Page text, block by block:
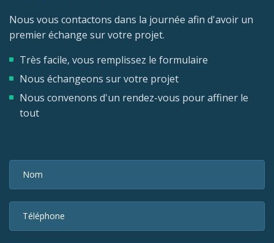
Nous vous contactons dans la journée afin d'avoir un
premier échange sur votre projet.
Très facile, vous remplissez le formulaire
Nous échangeons sur votre projet
Nous convenons d'un rendez-vous pour affiner le
tout
Nom
Téléphone